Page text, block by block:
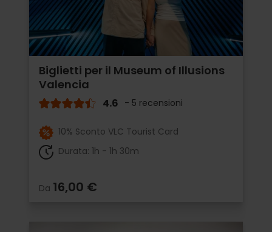
Biglietti per il Museum of Illusions
Valencia
4.6 - 5 recensioni
10% Sconto VLC Tourist Card
Durata: 1h - 1h 30m
Da 16,00 €